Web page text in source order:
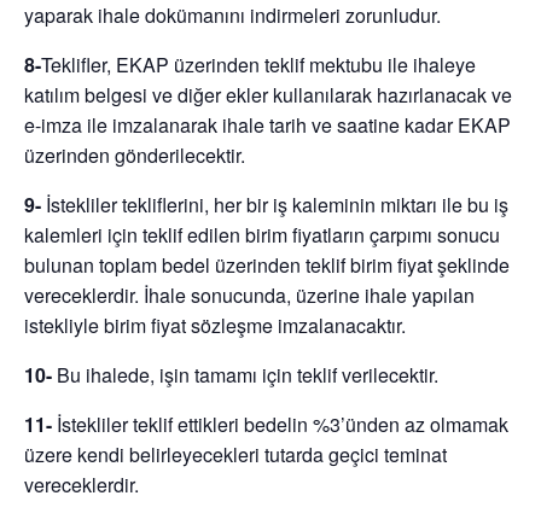
yaparak ihale dokümanını indirmeleri zorunludur.
8-Teklifler, EKAP üzerinden teklif mektubu ile ihaleye
katılım belgesi ve diğer ekler kullanılarak hazırlanacak ve
e-imza ile imzalanarak ihale tarih ve saatine kadar EKAP
üzerinden gönderilecektir.
9- İstekliler tekliflerini, her bir iş kaleminin miktarı ile bu iş
kalemleri için teklif edilen birim fiyatların çarpımı sonucu
bulunan toplam bedel üzerinden teklif birim fiyat şeklinde
vereceklerdir. İhale sonucunda, üzerine ihale yapılan
istekliyle birim fiyat sözleşme imzalanacaktır.
10- Bu ihalede, işin tamamı için teklif verilecektir.
11- İstekliler teklif ettikleri bedelin %3’ünden az olmamak
üzere kendi belirleyecekleri tutarda geçici teminat
vereceklerdir.